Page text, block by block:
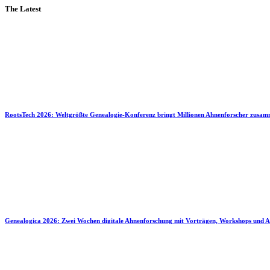
The Latest
RootsTech 2026: Weltgrößte Genealogie-Konferenz bringt Millionen Ahnenforscher
Genealogica 2026: Zwei Wochen digitale Ahnenforschung mit Vorträgen, Workshops und